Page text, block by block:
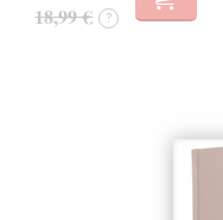
18,99 € ?